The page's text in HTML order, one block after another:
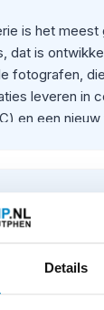
Details
is het meest
dat is
fotografen,
leveren in
en een
aan de
De Celeste
interferentie